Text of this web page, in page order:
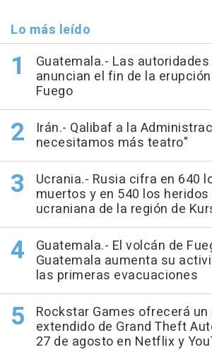
Lo más leído
Guatemala.- Las
anuncian el fin de la
Fuego
Irán.- Qalibaf a la
necesitamos más teatro"
Ucrania.- Rusia cifra en 640
muertos y en 540 los
ucraniana de la región de
Guatemala.- El volcán de
Guatemala aumenta su
las primeras evacuaciones
Rockstar Games ofrecerá
extendido de Grand Theft
27 de agosto en Netflix y